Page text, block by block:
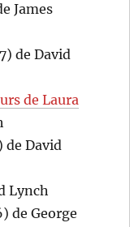
James
de David
de Laura
de David
Lynch
de George